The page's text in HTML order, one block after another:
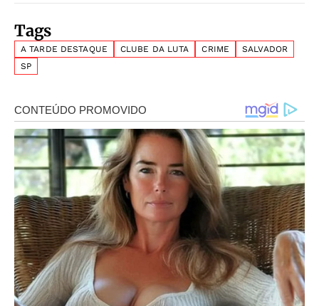
Tags
A TARDE DESTAQUE CLUBE DA LUTA CRIME
SALVADOR
SP